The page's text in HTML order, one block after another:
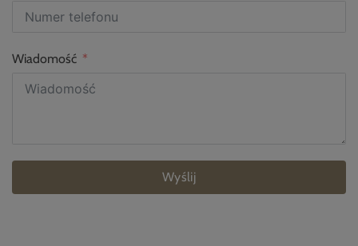
Wiadomość
Wyślij